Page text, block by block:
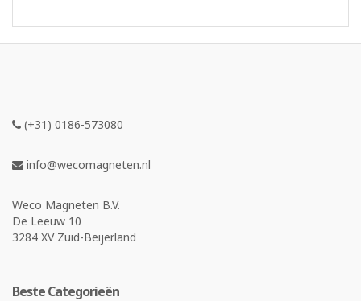
(+31) 0186-573080
info@wecomagneten.nl
Weco Magneten B.V.
De Leeuw 10
3284 XV Zuid-Beijerland
Beste Categorieën